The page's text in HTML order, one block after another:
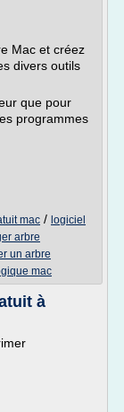
Mac et créez
divers outils
que pour
programmes
mac / logiciel
arbre
un arbre
mac
à